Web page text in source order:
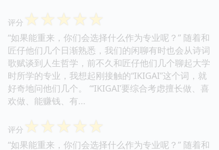
评分 ☆☆☆☆☆
“如果能重来，你们会选择什么作为专业呢？” 随着和
匠仔他们几个日渐熟悉，我们的闲聊有时也会从诗词
歌赋谈到人生哲学，前不久和匠仔他们几个聊起大学
时所学的专业，我想起刚接触的“IKIGAI”这个词，就
好奇地问他们几个。 “‘IKIGAI’要综合考虑擅长做、喜
欢做、能赚钱、有...
评分 ☆☆☆☆☆
“如果能重来，你们会选择什么作为专业呢？” 随着和